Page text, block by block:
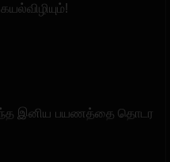
இனிய பயணத்தை தொடர